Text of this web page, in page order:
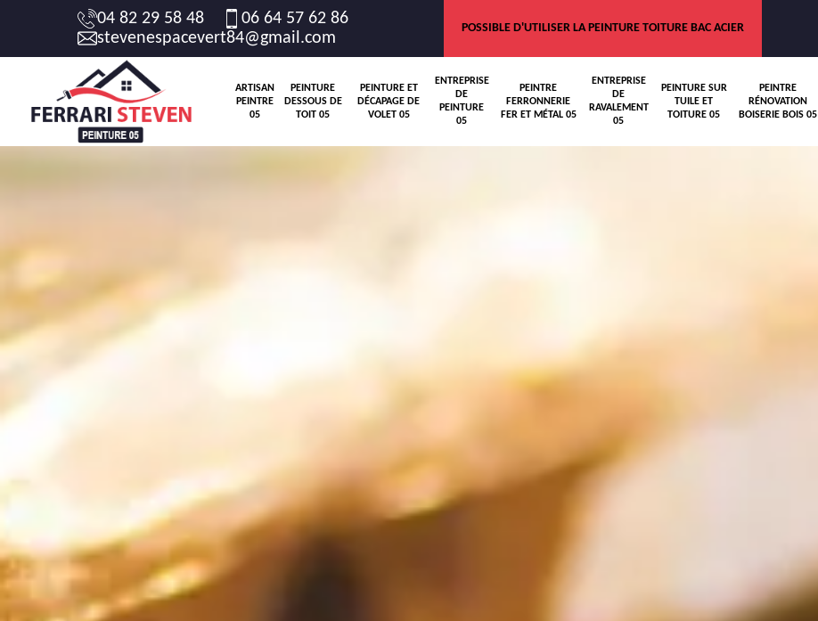
04 82 29 58 48
06 64 57 62 86
stevenespacevert84@gmail.com
POSSIBLE D'UTILISER LA PEINTURE TOITURE BAC ACIER
ARTISAN
PEINTRE
05
PEINTURE
DESSOUS DE
TOIT 05
PEINTURE ET
DÉCAPAGE DE
VOLET 05
ENTREPRISE
DE
PEINTURE
05
PEINTRE
FERRONNERIE
FER ET MÉTAL 05
ENTREPRISE
DE
RAVALEMENT
05
PEINTURE SUR
TUILE ET
TOITURE 05
PEINTRE
RÉNOVATION
BOISERIE BOIS 05